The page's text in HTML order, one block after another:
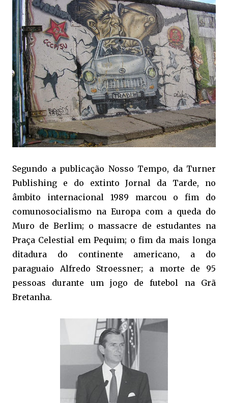
Segundo a publicação Nosso Tempo, da Turner
Publishing e do extinto Jornal da Tarde, no
âmbito internacional 1989 marcou o fim do
comunosocialismo na Europa com a queda do
Muro de Berlim; o massacre de estudantes na
Praça Celestial em Pequim; o fim da mais longa
ditadura do continente americano, a do
paraguaio Alfredo Stroessner; a morte de 95
pessoas durante um jogo de futebol na Grã
Bretanha.